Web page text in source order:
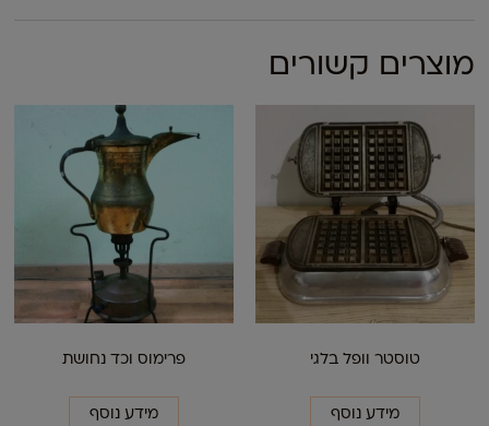
מוצרים קשורים
טוסטר וופל בלגי
מידע נוסף
פרימוס וכד נחושת
מידע נוסף